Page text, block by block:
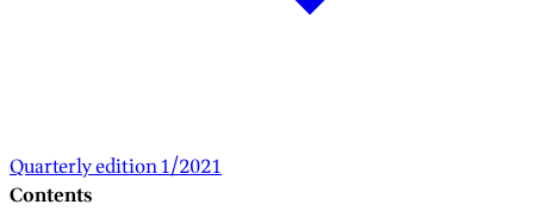
Quarterly edition 1/2021
Contents